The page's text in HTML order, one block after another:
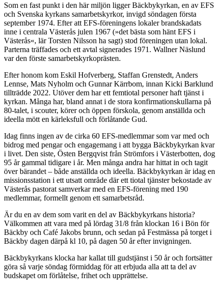
Som en fast punkt i den här miljön ligger Bäckbykyrkan, en av EFS
och Svenska kyrkans samarbetskyrkor, invigd söndagen första
september 1974. Efter att EFS-föreningens lokaler brandskadats
inne i centrala Västerås julen 1967 (»det bästa som hänt EFS i
Västerås«, lär Torsten Nilsson ha sagt) stod föreningen utan lokal.
Parterna träffades och ett avtal signerades 1971. Wallner Näslund
var den förste samarbetskyrko­prästen.
Efter honom kom Eskil Hofverberg, Staffan Grenstedt, Anders
Lennse, Mats Nyholm och Gunnar Kärrbom, innan Kicki Barklund
tillträdde 2022. Utöver dem har ett femtiotal personer haft tjänst i
kyrkan. Många har, bland annat i de stora konfirmationskullarna på
80-talet, i scouter, körer och öppen förskola, genom anställda och
ideella mött en kärleksfull och förlåtande Gud.
Idag finns ingen av de cirka 60 EFS-medlemmar som var med och
bidrog med pengar och engagemang i att bygga Bäckbykyrkan kvar
i livet. Den siste, Östen Bergqvist från Strömfors i Västerbotten, dog
95 år gammal tidigare i år. Men många andra har hittat in och tagit
över bärandet – både anställda och ideella. Bäckbykyrkan är idag en
missionsstation i ett utsatt område där ett tiotal tjänster bekostade av
Västerås pastorat samverkar med en EFS-förening med 190
medlemmar, formellt genom ett samarbetsråd.
Är du en av dem som varit en del av Bäckbykyrkans historia?
Välkommen att vara med på lördag 31/8 från klockan 16 i Bön för
Bäckby och Café Jakobs brunn, och sedan på Festmässa på torget i
Bäckby dagen därpå kl 10, på dagen 50 år efter invigningen.
Bäckbykyrkans klocka har kallat till gudstjänst i 50 år och fortsätter
göra så varje söndag förmiddag för att erbjuda alla att ta del av
budskapet om förlåtelse, frihet och upprättelse.